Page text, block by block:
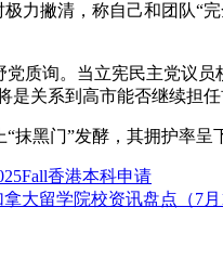
力撇清，称自己和团队“
质询。当立宪民主党议
关系到高市能否继续担任
黑门”发酵，其拥护率呈
香港本科申请
拿大留学院校资讯盘点（7月